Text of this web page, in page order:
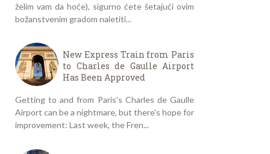
želim vam da hoće), sigurno ćete šetajući ovim
božanstvenim gradom naletiti...
New Express Train from Paris
to Charles de Gaulle Airport
Has Been Approved
Getting to and from Paris's Charles de Gaulle
Airport can be a nightmare, but there's hope for
improvement: Last week, the Fren...